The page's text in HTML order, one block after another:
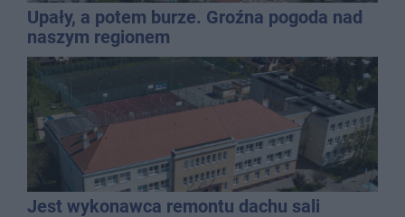
Upały, a potem burze. Groźna pogoda nad
naszym regionem
Jest wykonawca remontu dachu sali